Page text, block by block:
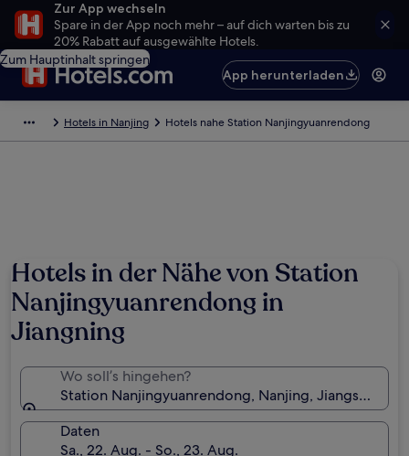
Zur App wechseln
Spare in der App noch mehr – auf dich warten bis zu
20% Rabatt auf ausgewählte Hotels.
Zum Hauptinhalt springen
App herunterladen
Hotels in Nanjing Hotels nahe Station Nanjingyuanrendong
Hotels in der Nähe von Station
Nanjingyuanrendong in
Jiangning
Wo soll’s hingehen?
Station Nanjingyuanrendong, Nanjing, Jiangsu,
Daten
Sa., 22. Aug. - So., 23. Aug.